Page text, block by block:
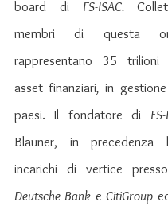
board di FS-ISAC.
membri di questa
rappresentano 35
asset finanziari, in
paesi. Il fondatore di
Blauner, in precedenza
incarichi di vertice
Deutsche Bank e CitiGroup